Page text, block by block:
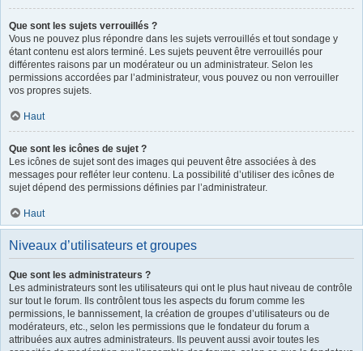
Que sont les sujets verrouillés ?
Vous ne pouvez plus répondre dans les sujets verrouillés et tout sondage y
étant contenu est alors terminé. Les sujets peuvent être verrouillés pour
différentes raisons par un modérateur ou un administrateur. Selon les
permissions accordées par l’administrateur, vous pouvez ou non verrouiller
vos propres sujets.
Haut
Que sont les icônes de sujet ?
Les icônes de sujet sont des images qui peuvent être associées à des
messages pour refléter leur contenu. La possibilité d’utiliser des icônes de
sujet dépend des permissions définies par l’administrateur.
Haut
Niveaux d’utilisateurs et groupes
Que sont les administrateurs ?
Les administrateurs sont les utilisateurs qui ont le plus haut niveau de contrôle
sur tout le forum. Ils contrôlent tous les aspects du forum comme les
permissions, le bannissement, la création de groupes d’utilisateurs ou de
modérateurs, etc., selon les permissions que le fondateur du forum a
attribuées aux autres administrateurs. Ils peuvent aussi avoir toutes les